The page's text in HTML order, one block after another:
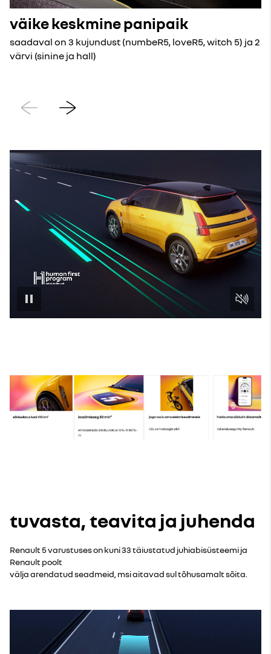
väike keskmine panipaik
saadaval on 3 kujundust (numbeR5, loveR5, witch 5) ja 2
värvi (sinine ja hall)
Eelmine
tuvasta, teavita ja juhenda
Renault 5 varustuses on kuni 33 täiustatud juhiabisüsteemi ja
Renault poolt
välja arendatud seadmeid, msi aitavad sul tõhusamalt sõita.